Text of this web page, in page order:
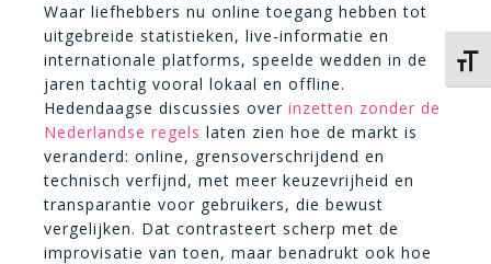
Waar liefhebbers nu online toegang hebben tot
uitgebreide statistieken, live-informatie en
internationale platforms, speelde wedden in de
jaren tachtig vooral lokaal en offline.
Hedendaagse discussies over inzetten zonder de
Nederlandse regels laten zien hoe de markt is
veranderd: online, grensoverschrijdend en
technisch verfijnd, met meer keuzevrijheid en
transparantie voor gebruikers, die bewust
vergelijken. Dat contrasteert scherp met de
improvisatie van toen, maar benadrukt ook hoe